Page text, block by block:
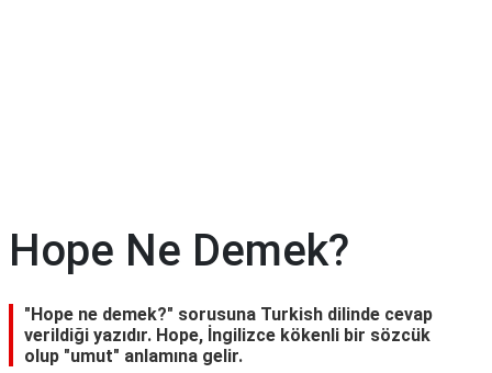
Hope Ne Demek?
"Hope ne demek?" sorusuna Turkish dilinde cevap
verildiği yazıdır. Hope, İngilizce kökenli bir sözcük
olup "umut" anlamına gelir.